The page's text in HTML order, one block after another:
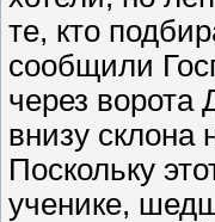
те, кто
сообщили
через ворота
внизу склона
Поскольку
ученике,